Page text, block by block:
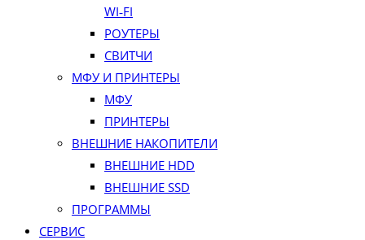
WI‑FI
РОУТЕРЫ
СВИТЧИ
МФУ И ПРИНТЕРЫ
МФУ
ПРИНТЕРЫ
ВНЕШНИЕ НАКОПИТЕЛИ
ВНЕШНИЕ HDD
ВНЕШНИЕ SSD
ПРОГРАММЫ
СЕРВИС